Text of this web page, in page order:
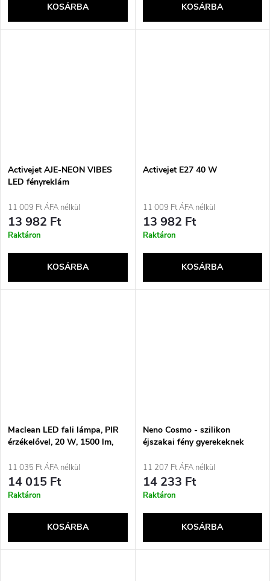
KOSÁRBA KOSÁRBA
Activejet AJE-NEON VIBES
LED fényreklám
11 009 Ft ÁFA nélkül
13 982 Ft
Raktáron
KOSÁRBA
Activejet E27 40 W
11 009 Ft ÁFA nélkül
13 982 Ft
Raktáron
KOSÁRBA
Maclean LED fali lámpa, PIR
érzékelővel, 20 W, 1500 lm,
fekete, MCE524 B
11 035 Ft ÁFA nélkül
14 015 Ft
Raktáron
KOSÁRBA
Neno Cosmo - szilikon
éjszakai fény gyerekeknek
11 207 Ft ÁFA nélkül
14 233 Ft
Raktáron
KOSÁRBA